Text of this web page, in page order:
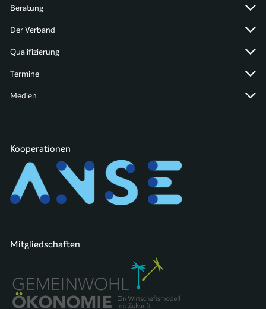
Beratung
Der Verband
Qualifizierung
Termine
Medien
Kooperationen
Mitgliedschaften